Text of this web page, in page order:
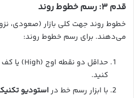
قدم ۳: رسم خطوط روند
خطوط روند جهت کلی بازار (صعودی،
می‌دهند. برای رسم خطوط روند:
کنید.
با ابزار رسم خط دراستودیو